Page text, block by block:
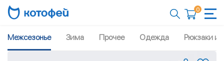
0
Межсезонье Зима Прочее Одежда Рюкзаки и